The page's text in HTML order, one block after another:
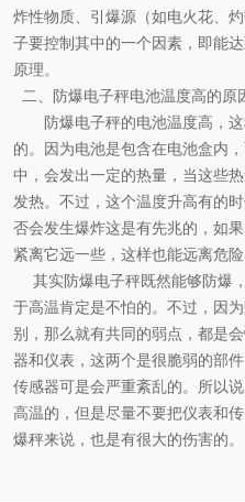
炸性物质、引爆源（如电火花、
子要控制其中的一个因素，即能
原理。
二、防爆电子秤电池温度高的原
防爆电子秤的电池温度高，这
的。因为电池是包含在电池盒内
中，会发出一定的热量，当这些
发热。不过，这个温度升高有的
否会发生爆炸这是有先兆的，如
紧离它远一些，这样也能远离危险
其实防爆电子秤既然能够防爆
于高温肯定是不怕的。不过，因
别，那么就有共同的弱点，都是
器和仪表，这两个是很脆弱的部
传感器可是会严重紊乱的。所以
高温的，但是尽量不要把仪表和
爆秤来说，也是有很大的伤害的。